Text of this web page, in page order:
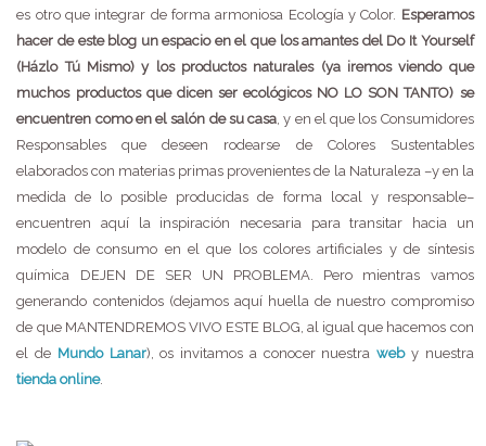
es otro que integrar de forma armoniosa Ecología y Color. Esperamos
hacer de este blog un espacio en el que los amantes del Do It Yourself
(Házlo Tú Mismo) y los productos naturales (ya iremos viendo que
muchos productos que dicen ser ecológicos NO LO SON TANTO) se
encuentren como en el salón de su casa, y en el que los Consumidores
Responsables que deseen rodearse de Colores Sustentables
elaborados con materias primas provenientes de la Naturaleza –y en la
medida de lo posible producidas de forma local y responsable–
encuentren aquí la inspiración necesaria para transitar hacia un
modelo de consumo en el que los colores artificiales y de síntesis
química DEJEN DE SER UN PROBLEMA. Pero mientras vamos
generando contenidos (dejamos aquí huella de nuestro compromiso
de que MANTENDREMOS VIVO ESTE BLOG, al igual que hacemos con
el de Mundo Lanar), os invitamos a conocer nuestraweb y nuestra
tienda online.